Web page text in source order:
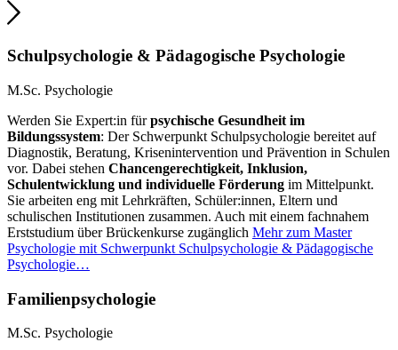
Schulpsychologie & Pädagogische Psychologie
M.Sc. Psychologie
Werden Sie Expert:in fürpsychische Gesundheit im
Bildungssystem: Der Schwerpunkt Schulpsychologie bereitet auf
Diagnostik, Beratung, Krisenintervention und Prävention in Schulen
vor. Dabei stehen Chancengerechtigkeit, Inklusion,
Schulentwicklung und individuelle Förderung im Mittelpunkt.
Sie arbeiten eng mit Lehrkräften, Schüler:innen, Eltern und
schulischen Institutionen zusammen. Auch mit einem fachnahem
Erststudium über Brückenkurse zugänglich Mehr zum Master
Psychologie mit Schwerpunkt Schulpsychologie & Pädagogische
Psychologie…
Familienpsychologie
M.Sc. Psychologie